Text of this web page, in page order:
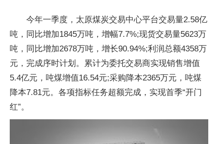
今年一季度，太原煤炭交易中心平台交易量2.58亿
吨，同比增加1845万吨，增幅7.7%;现货交易量5623万
吨，同比增加2678万吨，增长90.94%;利润总额4358万
元，完成序时计划。累计为委托交易商实现销售增值
5.4亿元，吨煤增值16.54元;采购降本2365万元，吨煤
降本7.81元。各项指标任务超额完成，实现首季“开门
红”。